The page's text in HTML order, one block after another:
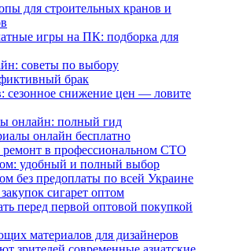
для строительных кранов и
игры на ПК: подборка для
советы по выбору
брак
сезонное снижение цен — ловите
онлайн: полный гид
онлайн бесплатно
в профессиональном СТО
удобный и полный выбор
без предоплаты по всей Украине
сигарет оптом
перед первой оптовой покупкой
материалов для дизайнеров